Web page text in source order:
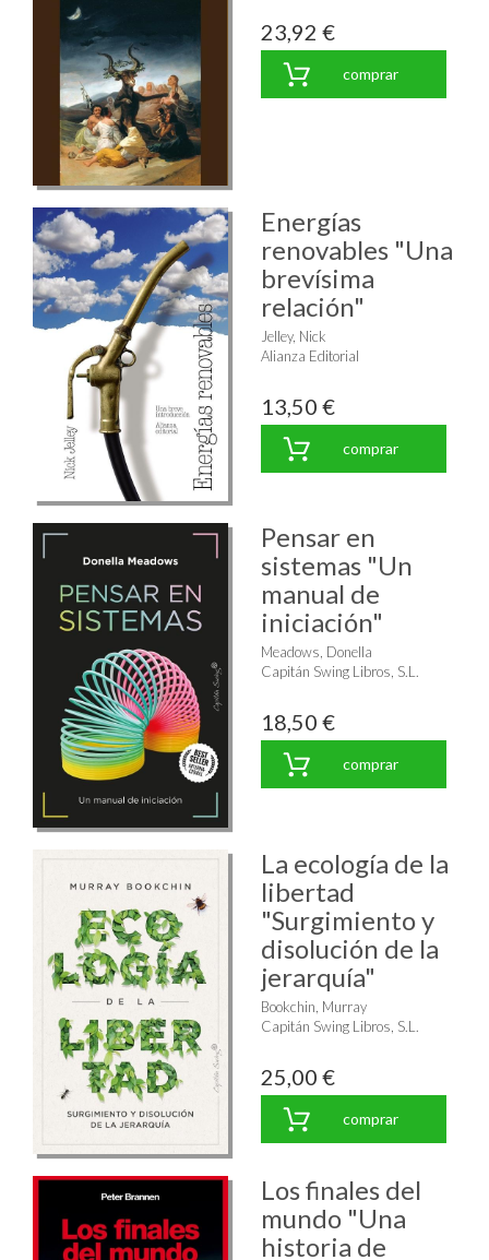
23,92 €
comprar
Energías
renovables "Una
brevísima
relación"
Jelley, Nick
Alianza Editorial
13,50 €
comprar
Pensar en
sistemas "Un
manual de
iniciación"
Meadows, Donella
Capitán Swing Libros, S.L.
18,50 €
comprar
La ecología de la
libertad
"Surgimiento y
disolución de la
jerarquía"
Bookchin, Murray
Capitán Swing Libros, S.L.
25,00 €
comprar
Los finales del
mundo "Una
historia de